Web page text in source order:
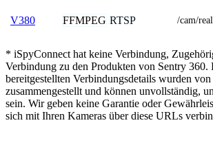
V380 FFMPEG RTSP /cam/
* iSpyConnect hat keine Verbindung,
Verbindung zu den Produkten von Sentry 360.
bereitgestellten Verbindungsdetails wurden
zusammengestellt und können unvollständig,
sein. Wir geben keine Garantie oder
sich mit Ihren Kameras über diese URLs